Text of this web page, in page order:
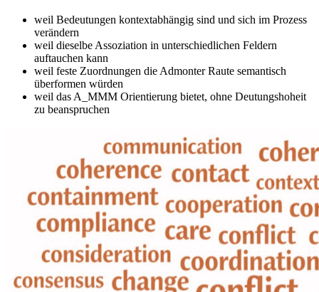
weil Bedeutungen kontextabhängig sind und sich im Prozess
verändern
weil dieselbe Assoziation in unterschiedlichen Feldern
auftauchen kann
weil feste Zuordnungen die Admonter Raute semantisch
überformen würden
weil das A_MMM Orientierung bietet, ohne Deutungshoheit
zu beanspruchen